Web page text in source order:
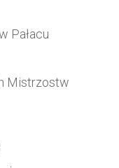
Pałacu
Mistrzostw